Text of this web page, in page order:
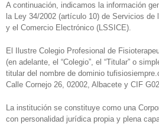
A continuación, indicamos la información
la Ley 34/2002 (artículo 10) de Servicios
y el Comercio Electrónico (LSSICE).
El Ilustre Colegio Profesional de
(en adelante, el “Colegio”, el “Titular” o
titular del nombre de dominio
Calle Cornejo 26, 02002, Albacete y CIF
La institución se constituye como una
con personalidad jurídica propia y plena